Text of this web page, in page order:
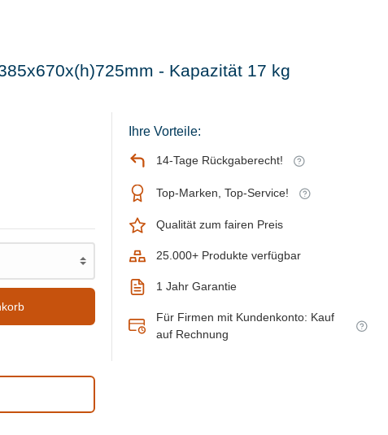
- Kapazität 17 kg
Ihre Vorteile:
14-Tage Rückgaberecht!
Top-Marken, Top-Service!
Qualität zum fairen Preis
25.000+ Produkte verfügbar
1 Jahr Garantie
Für Firmen mit Kundenkonto: Kauf
auf Rechnung